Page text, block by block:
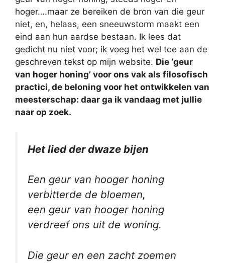
hoger….maar ze bereiken de bron van die geur
niet, en, helaas, een sneeuwstorm maakt een
eind aan hun aardse bestaan. Ik lees dat
gedicht nu niet voor; ik voeg het wel toe aan de
geschreven tekst op mijn website. Die ‘geur
van hoger honing’ voor ons vak als filosofisch
practici, de beloning voor het ontwikkelen van
meesterschap: daar ga ik vandaag met jullie
naar op zoek.
Het lied der dwaze bijen
Een geur van hooger honing
verbitterde de bloemen,
een geur van hooger honing
verdreef ons uit de woning.
Die geur en een zacht zoemen